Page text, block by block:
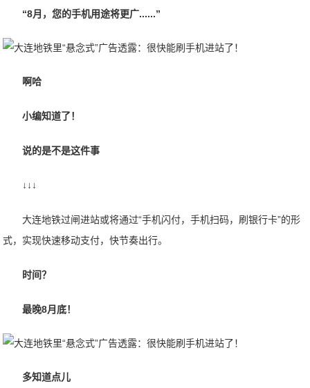
“8月，您的手机用途将更广......”
啊哈
小编知道了！
说的是不是这件事
↓↓↓
大连地铁过闸进站或将通过“手机闪付，手机扫码，刷银行卡”的形
式，实现快速移动支付，快节奏出行。
时间？
最晚8月底！
多知道点儿